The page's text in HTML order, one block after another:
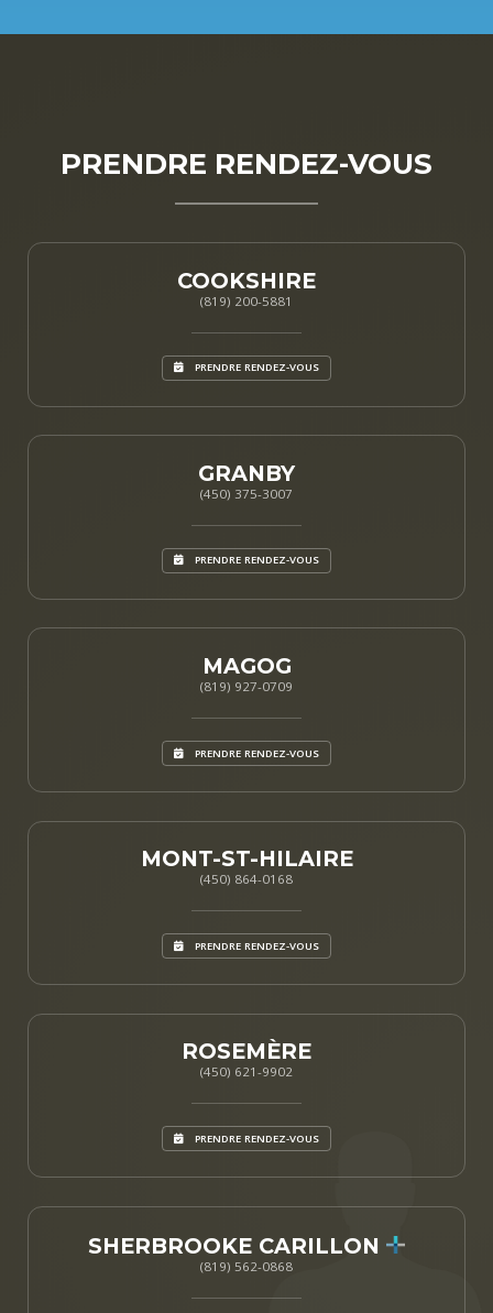
PRENDRE RENDEZ-VOUS
COOKSHIRE
(819) 200-5881
PRENDRE RENDEZ-VOUS
GRANBY
(450) 375-3007
PRENDRE RENDEZ-VOUS
MAGOG
(819) 927-0709
PRENDRE RENDEZ-VOUS
MONT-ST-HILAIRE
(450) 864-0168
PRENDRE RENDEZ-VOUS
ROSEMÈRE
(450) 621-9902
PRENDRE RENDEZ-VOUS
SHERBROOKE CARILLON
(819) 562-0868